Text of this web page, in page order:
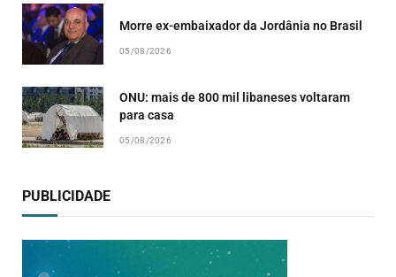
Morre ex-embaixador da Jordânia no Brasil
ONU: mais de 800 mil libaneses voltaram
para casa
PUBLICIDADE